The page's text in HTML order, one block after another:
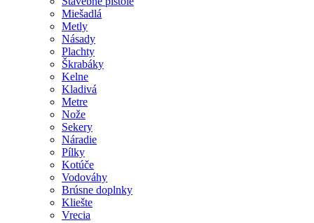
Miešadlá
Metly
Násady
Plachty
Škrabáky
Kelne
Kladivá
Metre
Nože
Sekery
Náradie
Pílky
Kotúče
Vodováhy
Brúsne doplnky
Kliešte
Vrecia